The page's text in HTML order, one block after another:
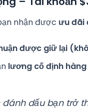
nhận được ưu đãi
được giữ lại
lương cố định
dấu bạn trở